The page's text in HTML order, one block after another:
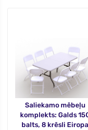
Saliekamo mēbeļu
komplekts: Galds
balts, 8 krēsli Eiropa